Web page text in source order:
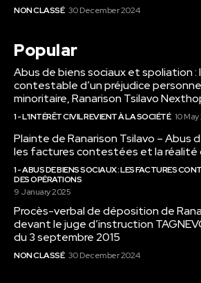
NON CLASSÉ 30 December 2024
Popular
Abus de biens sociaux et spoliation :
contestable d’un préjudice
minoritaire, Ranarison Tsilavo
1 - L'INTÉRÊT CIVIL REVIENT À LA SOCIÉTÉ 10
Plainte de Ranarison Tsilavo – Abus
les factures contestées et la réalité
1 - ABUS DE BIENS SOCIAUX : LES FACTURES
DES OPÉRATIONS
9 January 2025
Procès-verbal de déposition de
devant le juge d’instruction
du 3 septembre 2015
NON CLASSÉ 30 December 2024